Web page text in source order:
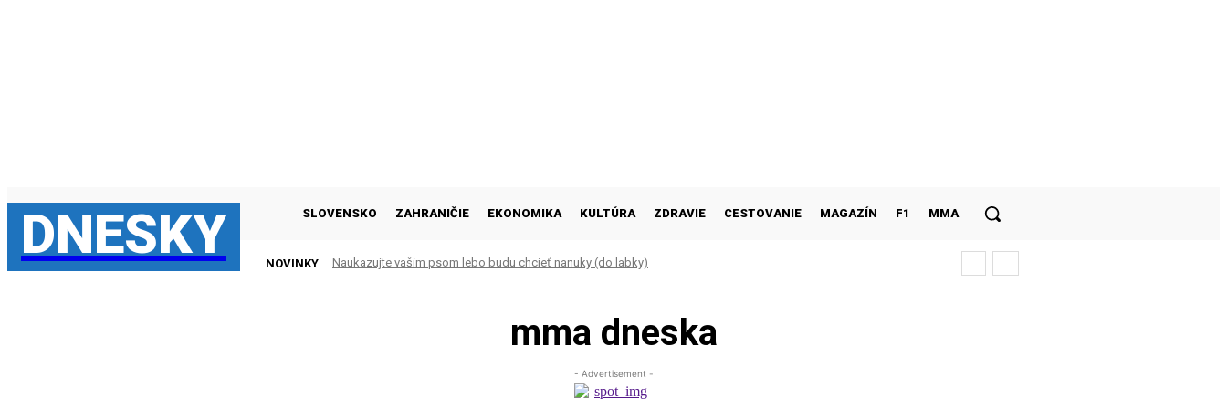
DNESKY SLOVENSKO ZAHRANIČIE EKONOMIKA KULTÚRA ZDRAVIE CESTOVANIE MAGAZÍN F1 MMA
NOVINKY Naukazujte vašim psom lebo budu chcieť nanuky (do labky)
mma dneska
- Advertisement -